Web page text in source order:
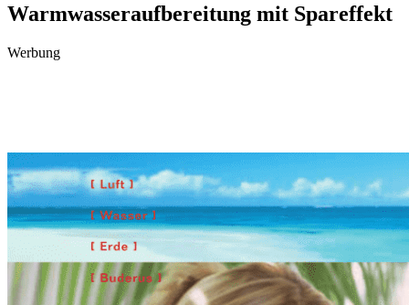
Warmwasseraufbereitung mit Spareffekt
Werbung